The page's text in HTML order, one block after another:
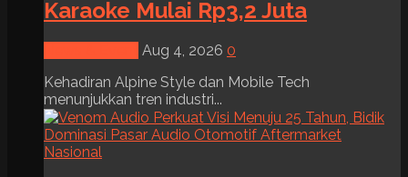
Karaoke Mulai Rp3,2 Juta
Aug 4, 2026 0
Kehadiran Alpine Style dan Mobile Tech
menunjukkan tren industri...